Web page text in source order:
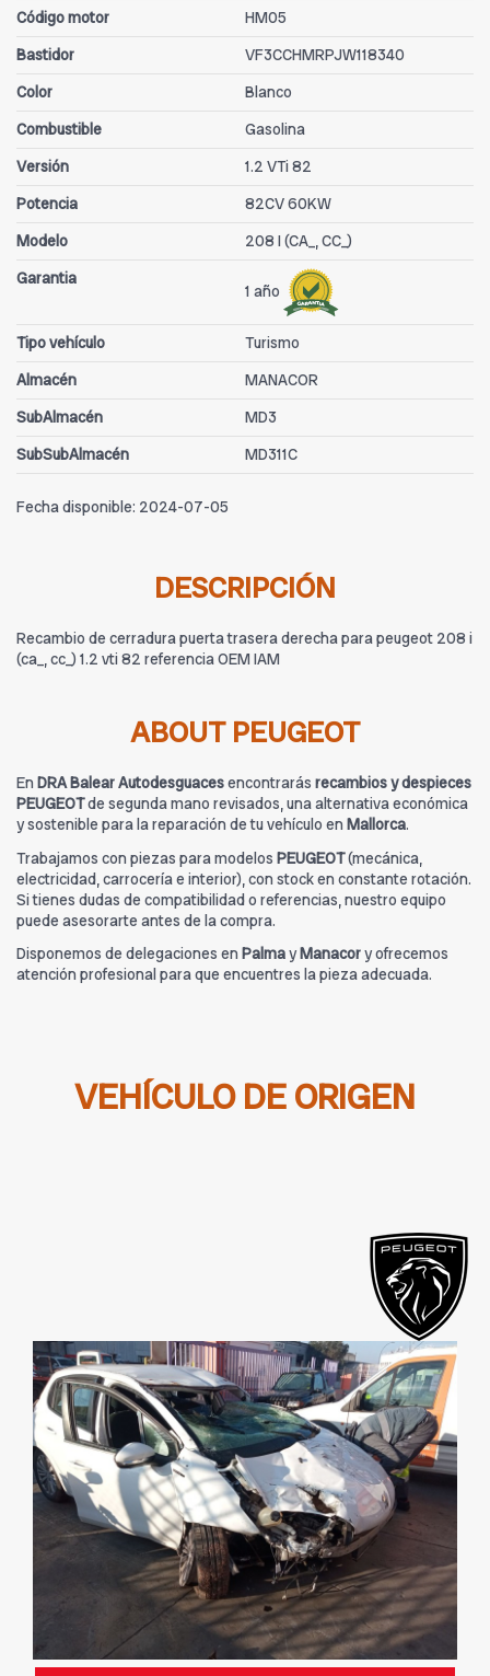
Código motor
HM05
Bastidor
VF3CCHMRPJW118340
Color
Blanco
Combustible
Gasolina
Versión
1.2 VTi 82
Potencia
82CV 60KW
Modelo
208 I (CA_, CC_)
Garantia
1 año
Tipo vehículo
Turismo
Almacén
MANACOR
SubAlmacén
MD3
SubSubAlmacén
MD311C
Fecha disponible: 2024-07-05
DESCRIPCIÓN
Recambio de cerradura puerta trasera derecha para peugeot 208 i
(ca_, cc_) 1.2 vti 82 referencia OEM IAM
ABOUT PEUGEOT
En DRA Balear Autodesguacesencontrarás recambios y despieces
PEUGEOTde segunda mano revisados, una alternativa económica
y sostenible para la reparación de tu vehículo en Mallorca.
Trabajamos con piezas para modelos PEUGEOT(mecánica,
electricidad, carrocería e interior), con stock en constante rotación.
Si tienes dudas de compatibilidad o referencias, nuestro equipo
puede asesorarte antes de la compra.
Disponemos de delegaciones en PalmayManacory ofrecemos
atención profesional para que encuentres la pieza adecuada.
VEHÍCULO DE ORIGEN